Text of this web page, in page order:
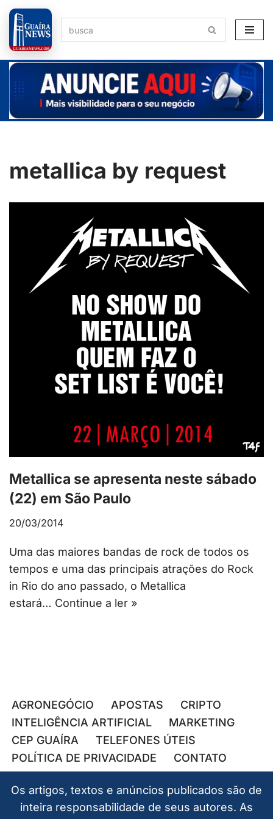
Pular
para
o
conteúdo
metallica by request
Metallica se apresenta neste sábado
(22) em São Paulo
20/03/2014
Uma das maiores bandas de rock de todos os
tempos e uma das principais atrações do Rock
in Rio do ano passado, o Metallica
estará… Continue a ler »
AGRONEGÓCIO APOSTAS
CRIPTO
INTELIGÊNCIA ARTIFICIAL
MARKETING
CEP GUAÍRA
TELEFONES ÚTEIS
POLÍTICA DE PRIVACIDADE
CONTATO
Os artigos, textos e anúncios publicados são de
inteira responsabilidade de seus autores. As